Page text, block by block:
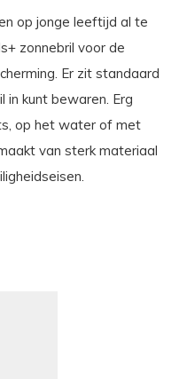
op jonge leeftijd al te
zonnebril voor de
Er zit standaard
in kunt bewaren. Erg
op het water of met
van sterk materiaal